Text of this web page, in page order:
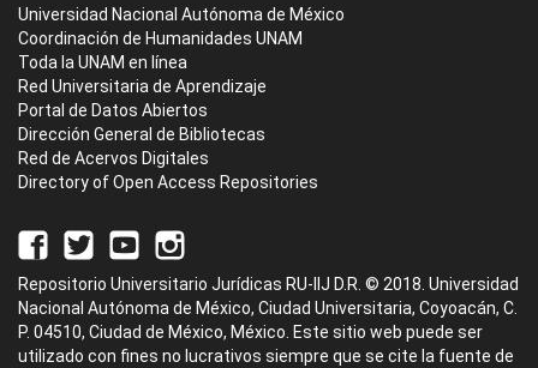
Universidad Nacional Autónoma de México
Coordinación de Humanidades UNAM
Toda la UNAM en línea
Red Universitaria de Aprendizaje
Portal de Datos Abiertos
Dirección General de Bibliotecas
Red de Acervos Digitales
Directory of Open Access Repositories
Repositorio Universitario Jurídicas RU-IIJ D.R. © 2018. Universidad
Nacional Autónoma de México, Ciudad Universitaria, Coyoacán, C.
P. 04510, Ciudad de México, México. Este sitio web puede ser
utilizado con fines no lucrativos siempre que se cite la fuente de